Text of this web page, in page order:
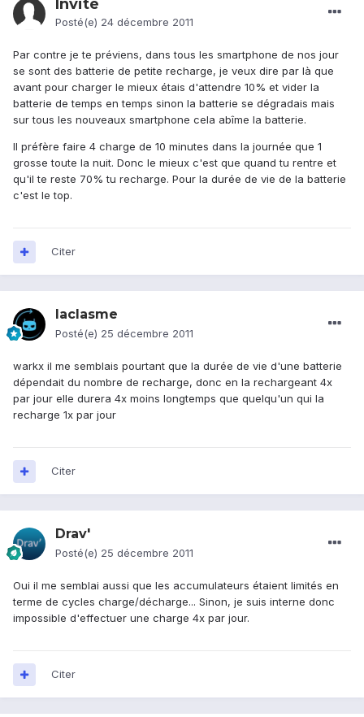
Invité
Posté(e) 24 décembre 2011
Par contre je te préviens, dans tous les smartphone de nos jour
se sont des batterie de petite recharge, je veux dire par là que
avant pour charger le mieux étais d'attendre 10% et vider la
batterie de temps en temps sinon la batterie se dégradais mais
sur tous les nouveaux smartphone cela abîme la batterie.
Il préfère faire 4 charge de 10 minutes dans la journée que 1
grosse toute la nuit. Donc le mieux c'est que quand tu rentre et
qu'il te reste 70% tu recharge. Pour la durée de vie de la batterie
c'est le top.
Citer
laclasme
Posté(e) 25 décembre 2011
warkx il me semblais pourtant que la durée de vie d'une batterie
dépendait du nombre de recharge, donc en la rechargeant 4x
par jour elle durera 4x moins longtemps que quelqu'un qui la
recharge 1x par jour
Citer
Drav'
Posté(e) 25 décembre 2011
Oui il me semblai aussi que les accumulateurs étaient limités en
terme de cycles charge/décharge... Sinon, je suis interne donc
impossible d'effectuer une charge 4x par jour.
Citer